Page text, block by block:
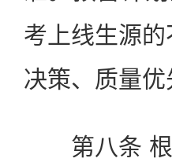
考上线生源
决策、质量优
第八条 根